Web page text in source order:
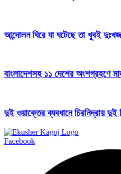
আন্দোলন ঘিরে যা ঘটেছে তা খুবই
বাংলাদেশসহ ১১ দেশের অংশগ্রহণে
দুই ওয়াক্তের ব্যবধানে চিরনিদ্রায় দুই
Facebook